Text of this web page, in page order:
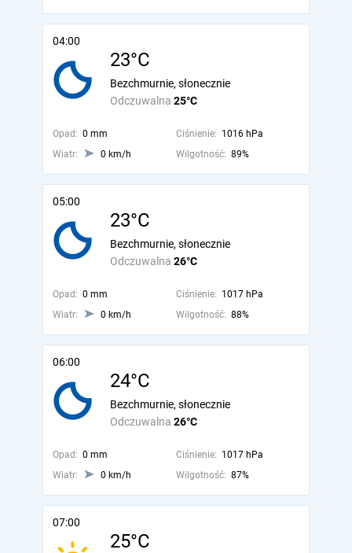
04:00
23°C
Odczuwalna 25°C
Bezchmurnie, słonecznie
Opad: 0 mm Ciśnienie: 1016 hPa
Wiatr:
0 km/h Wilgotność: 89%
05:00
23°C
Odczuwalna 26°C
Bezchmurnie, słonecznie
Opad: 0 mm Ciśnienie: 1017 hPa
Wiatr:
0 km/h Wilgotność: 88%
06:00
24°C
Odczuwalna 26°C
Bezchmurnie, słonecznie
Opad: 0 mm Ciśnienie: 1017 hPa
Wiatr:
0 km/h Wilgotność: 87%
07:00
25°C